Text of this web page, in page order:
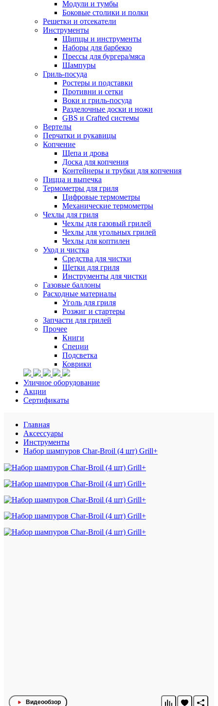
Модули и тумбы
Боковые столики и полки
Решетки и отсекатели
Инструменты
Щипцы и инструменты
Наборы для барбекю
Прессы для бургера/мяса
Шампуры
Гриль-посуда
Ростеры и подставки
Противни и сетки
Воки и гриль-посуда
Разделочные доски и ножи
GBS и Crafted системы
Вертелы
Перчатки и рукавицы
Копчение
Щепа и дрова
Доска для копчения
Контейнеры и трубки для копчения
Пицца и выпечка
Термометры для гриля
Цифровые термометры
Механические термометры
Чехлы для гриля
Чехлы для газовый грилей
Чехлы для угольных грилей
Чехлы для коптилен
Уход и чистка
Средства для чистки
Щетки для гриля
Инструменты для чистки
Газовые баллоны
Расходные материалы
Уголь для гриля
Розжиг и стартеры
Запчасти для грилей
Прочее
Книги
Специи
Подсветка
Коврики
Уличное оборудование
Акции
Сертификаты
Главная
Аксессуары
Инструменты
Набор шампуров Char-Broil (4 шт) Grill+
Видеообзор